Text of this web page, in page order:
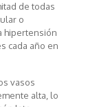
de todas
o
hipertensión
cada año en
vasos
alta, lo